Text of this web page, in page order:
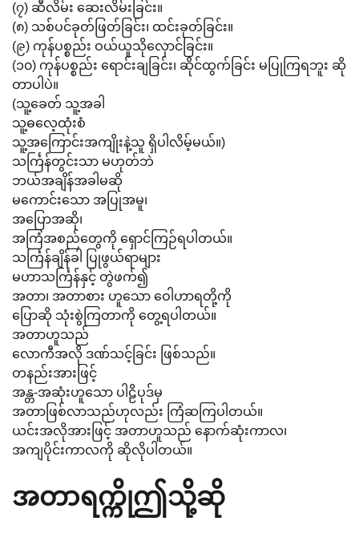
(၇) ဆီလိမ်း ဆေးလိမ်းခြင်း။
(၈) သစ်ပင်ခုတ်ဖြတ်ခြင်း၊ ထင်းခုတ်ခြင်း။
(၉) ကုန်ပစ္စည်း ဝယ်ယူသိုလှောင်ခြင်း။
(၁၀) ကုန်ပစ္စည်း ရောင်းချခြင်း၊ ဆိုင်ထွက်ခြင်း မပြုကြရဘူး ဆို
တာပါပဲ။
(သူ့ခေတ် သူ့အခါ
သူ့ဓလေ့ထုံးစံ
သူ့အကြောင်းအကျိုးနဲ့သူ ရှိပါလိမ့်မယ်။)
သင်္ကြန်တွင်းသာ မဟုတ်ဘဲ
ဘယ်အချိန်အခါမဆို
မကောင်းသော အပြုအမူ၊
အပြောအဆို၊
အကြံအစည်တွေကို ရှောင်ကြဉ်ရပါတယ်။
သင်္ကြန်ချိန်ခါ ပြုဖွယ်ရာများ
မဟာသင်္ကြန်နှင့် တွဲဖက်၍
အတာ၊ အတာစား ဟူသော ဝေါဟာရတို့ကို
ပြောဆို သုံးစွဲကြတာကို တွေ့ရပါတယ်။
အတာဟူသည်
လောကီအလို ဒဏ်သင့်ခြင်း ဖြစ်သည်။
တနည်းအားဖြင့်
အန္တ-အဆုံးဟူသော ပါဠိပုဒ်မှ
အတာဖြစ်လာသည်ဟုလည်း ကြံဆကြပါတယ်။
ယင်းအလိုအားဖြင့် အတာဟူသည် နောက်ဆုံးကာလ၊
အကျပိုင်းကာလကို ဆိုလိုပါတယ်။
အတာရက္ကိုဤသို့ဆို